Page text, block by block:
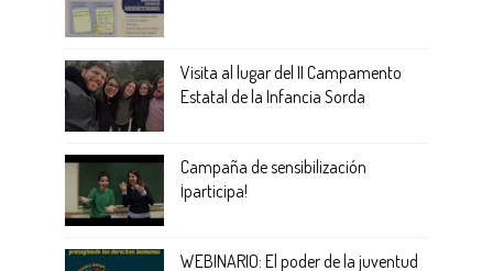
Visita al lugar del II Campamento
Estatal de la Infancia Sorda
Campaña de sensibilización
¡participa!
WEBINARIO: El poder de la juventud